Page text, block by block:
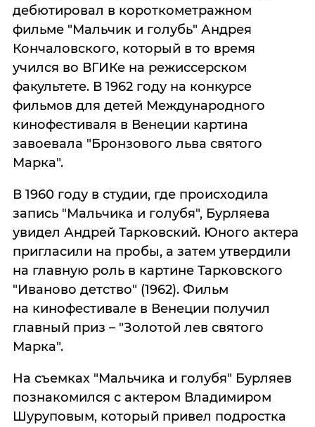
дебютировал в короткометражном
фильме "Мальчик и голубь" Андрея
Кончаловского, который в то время
учился во ВГИКе на режиссерском
факультете. В 1962 году на конкурсе
фильмов для детей Международного
кинофестиваля в Венеции картина
завоевала "Бронзового льва святого
Марка".
В 1960 году в студии, где происходила
запись "Мальчика и голубя", Бурляева
увидел Андрей Тарковский. Юного актера
пригласили на пробы, а затем утвердили
на главную роль в картине Тарковского
"Иваново детство" (1962). Фильм
на кинофестивале в Венеции получил
главный приз – "Золотой лев святого
Марка".
На съемках "Мальчика и голубя" Бурляев
познакомился с актером Владимиром
Шуруповым, который привел подростка